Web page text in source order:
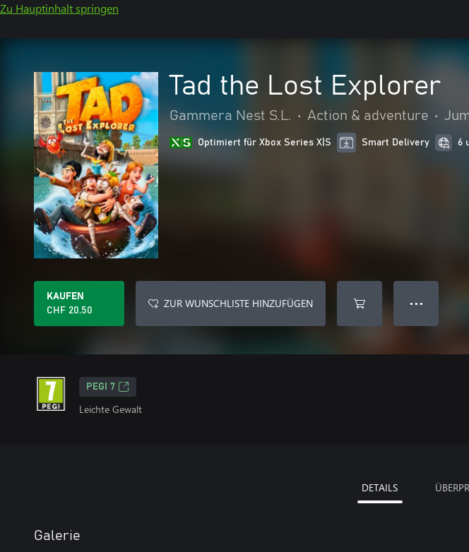
Zu Hauptinhalt springen
Tad the Lost Explorer
Gammera Nest S.L. • Action & adventure •
Optimiert für Xbox Series X|S Smart Delivery 6
KAUFEN
CHF 20.50
ZUR WUNSCHLISTE HINZUFÜGEN ● ● ●
PEGI 7
Leichte Gewalt
DETAILS
Galerie